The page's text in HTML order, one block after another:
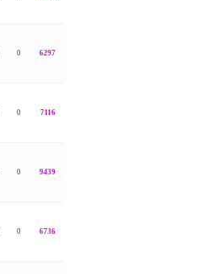
0 6297
0 7116
0 9439
0 6736